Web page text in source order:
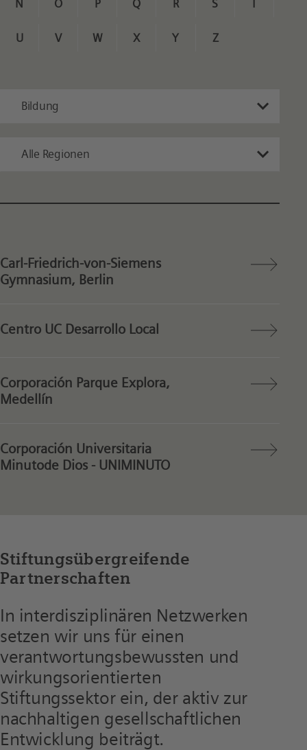
N O P Q R S
U V W X Y Z
Bildung
Alle Regionen
Carl-Friedrich-von-Siemens
Gymnasium, Berlin
Centro UC Desarrollo Local
Corporación Parque Explora,
Medellín
Corporación Universitaria
Minutode Dios - UNIMINUTO
Stiftungsübergreifende
Partnerschaften
In interdisziplinären Netzwerken
setzen wir uns für einen
verantwortungs­bewussten und
wirkungsorientierten
Stiftungssektor ein, der aktiv zur
nachhaltigen gesellschaftlichen
Entwicklung beiträgt.